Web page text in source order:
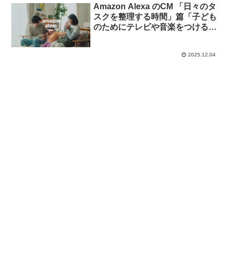
Amazon Alexa のCM 「日々のタ
スクを整理する時間」篇「子ども
のためにテレビや音楽をつける時
2025.12.04